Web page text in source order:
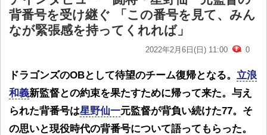
背番号を受け継ぐ 「この番号を見て、みん
なが緊張感を持ってくれれば」
2022年2月6日(日) 11:00 0
ドラゴンズのOBとして待望のチーム復帰となる。 立浪
和義新監督との約束を果たすために帰って来た。与え
られた背番号は星野仙一元監督が背負い続けた77。そ
の思いと現役時代の背番号について語ってもらった。